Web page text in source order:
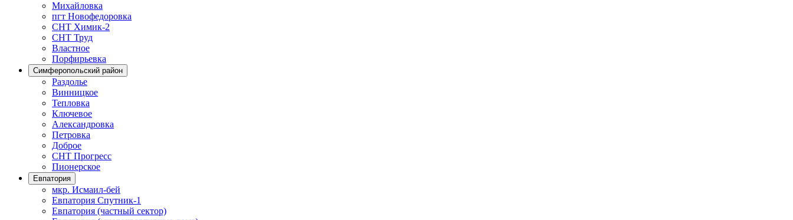
Михайловка
пгт Новофедоровка
СНТ Химик-2
СНТ Труд
Властное
Порфирьевка
Симферопольский район
Раздолье
Винницкое
Тепловка
Ключевое
Александровка
Петровка
Доброе
СНТ Прогресс
Пионерское
Евпатория
мкр. Исмаил-бей
Евпатория Спутник-1
Евпатория (частный сектор)